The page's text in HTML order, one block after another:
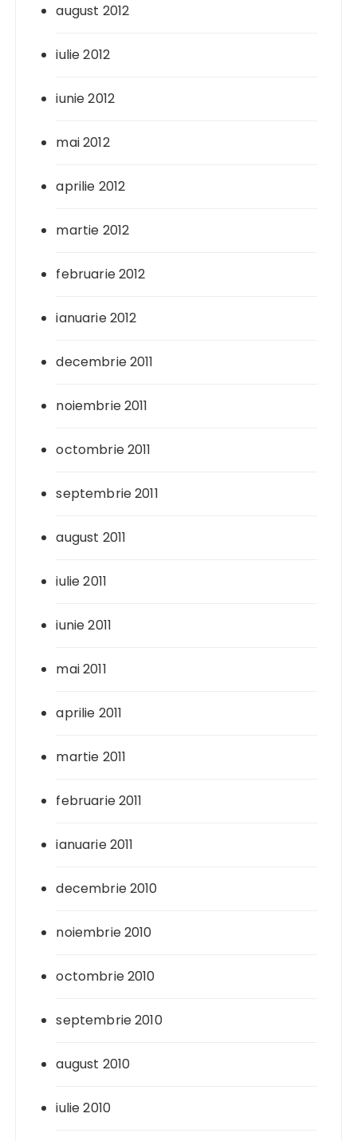
august 2012
iulie 2012
iunie 2012
mai 2012
aprilie 2012
martie 2012
februarie 2012
ianuarie 2012
decembrie 2011
noiembrie 2011
octombrie 2011
septembrie 2011
august 2011
iulie 2011
iunie 2011
mai 2011
aprilie 2011
martie 2011
februarie 2011
ianuarie 2011
decembrie 2010
noiembrie 2010
octombrie 2010
septembrie 2010
august 2010
iulie 2010